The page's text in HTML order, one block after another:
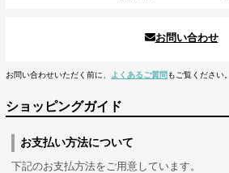
お問い合わせ
お問い合わせいただく前に、 よくあるご質問 もご覧ください。
ショッピングガイド
お支払い方法について
下記のお支払方法をご用意しています。